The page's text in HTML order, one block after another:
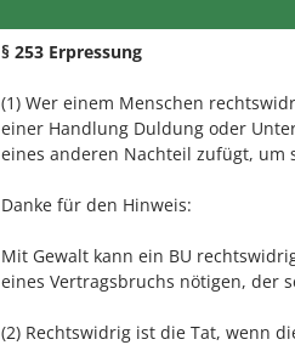
§ 253 Erpressung
(1) Wer einem Menschen
einer Handlung Duldung oder
eines anderen Nachteil zufügt, um
Danke für den Hinweis:
Mit Gewalt kann ein BU
eines Vertragsbruchs nötigen, der
(2) Rechtswidrig ist die Tat, wenn